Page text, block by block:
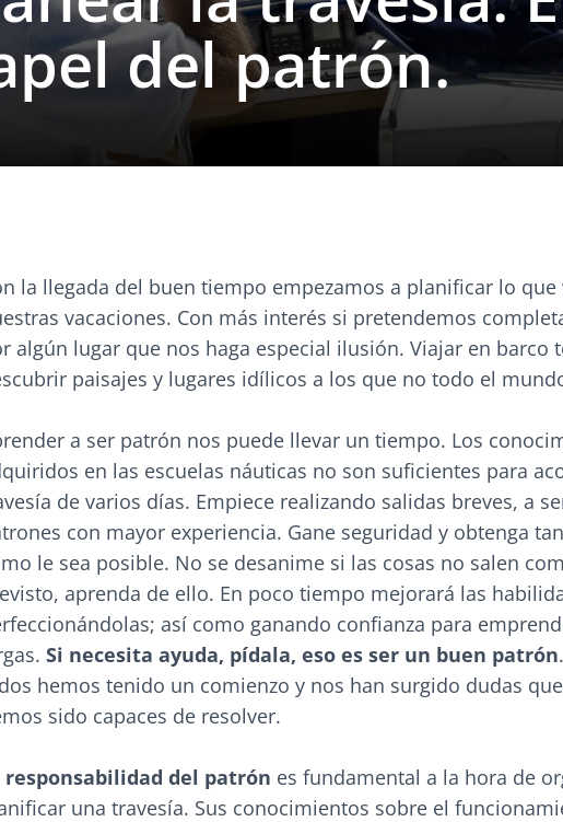
del patrón.
la llegada del buen tiempo empezamos a planificar lo que
vacaciones. Con más interés si pretendemos
algún lugar que nos haga especial ilusión. Viajar en barco
paisajes y lugares idílicos a los que no todo el
a ser patrón nos puede llevar un tiempo. Los
en las escuelas náuticas no son suficientes para
de varios días. Empiece realizando salidas breves, a
con mayor experiencia. Gane seguridad y obtenga
le sea posible. No se desanime si las cosas no salen
aprenda de ello. En poco tiempo mejorará las
así como ganando confianza para
Si necesita ayuda, pídala, eso es ser un buen patrón
hemos tenido un comienzo y nos han surgido dudas
sido capaces de resolver.
responsabilidad del patrón es fundamental a la hora de
una travesía. Sus conocimientos sobre el